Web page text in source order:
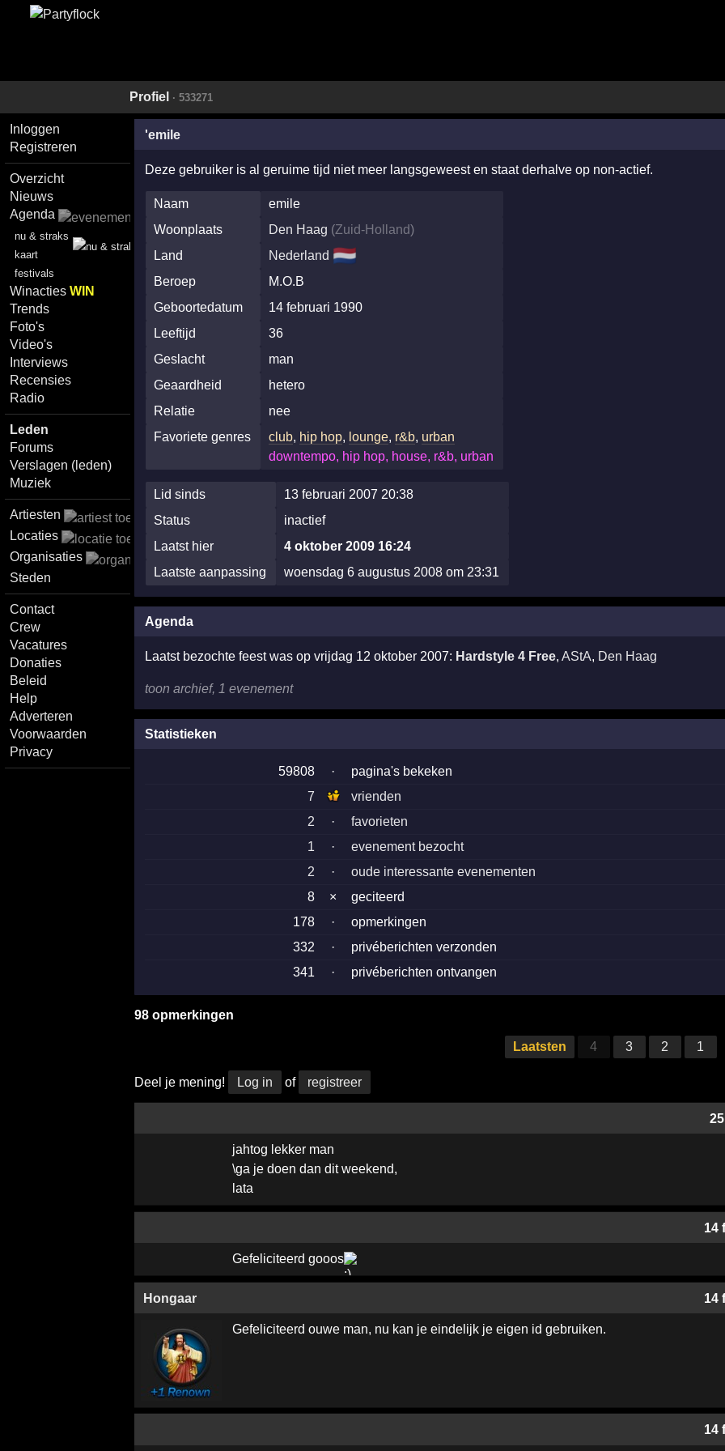
Profiel · 533271
Inloggen
Registreren
Overzicht
Nieuws
Agenda
nu & straks
kaart
festivals
WinactiesWIN
Trends
Foto's
Video's
Interviews
Recensies
Radio
Leden
Forums
Verslagen (leden)
Muziek
Artiesten
Locaties
Organisaties
Steden
Contact
Crew
Vacatures
Donaties
Beleid
Help
Adverteren
Voorwaarden
Privacy
'emile
Deze gebruiker is al geruime tijd niet meer langsgeweest en staat derhalve op non-actief.
Naam
emile
Woonplaats
Den Haag (Zuid-Holland)
Land
Nederland 🇳🇱
Beroep
M.O.B
Geboortedatum
14 februari 1990
Leeftijd
36
Geslacht
man
Geaardheid
hetero
Relatie
nee
Favoriete genres
club, hip hop, lounge, r&b, urban
downtempo, hip hop, house, r&b, urban
Lid sinds
13 februari 2007 20:38
Status
inactief
Laatst hier
4 oktober 2009 16:24
Laatste aanpassing
woensdag 6 augustus 2008 om 23:31
Agenda
Laatst bezochte feest was op vrijdag 12 oktober 2007: Hardstyle 4 Free, AStA, Den Haag
toon archief, 1 evenement
Statistieken
59808 ·
pagina's bekeken
7
vrienden
2
·
favorieten
1
·
evenement bezocht
2
·
oude interessante evenementen
8
×
geciteerd
178
·
opmerkingen
332
·
privéberichten verzonden
341
· privéberichten ontvangen
98 opmerkingen
Laatsten 4 3 2 1
Deel je mening! Log in of registreer
jahtog lekker man
\ga je doen dan dit weekend,
lata
14
Gefeliciteerd gooos
Hongaar 14
Gefeliciteerd ouwe man, nu kan je eindelijk je eigen id gebruiken.
14